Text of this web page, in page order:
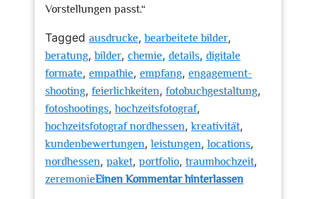
Vorstellungen passt.“
Tagged ausdrucke,bearbeitete bilder,
beratung,bilder, chemie, details, digitale
formate, empathie, empfang, engagement-
shooting, feierlichkeiten, fotobuchgestaltung,
fotoshootings,hochzeitsfotograf,
hochzeitsfotograf nordhessen,kreativität,
kundenbewertungen,leistungen,locations,
nordhessen, paket, portfolio, traumhochzeit,
zeremonieEinen Kommentar hinterlassen